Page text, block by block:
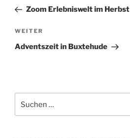
Beitrag
Zoom Erlebniswelt im Herbst
Nächster
Beitrag
WEITER
Adventszeit in Buxtehude
nach: